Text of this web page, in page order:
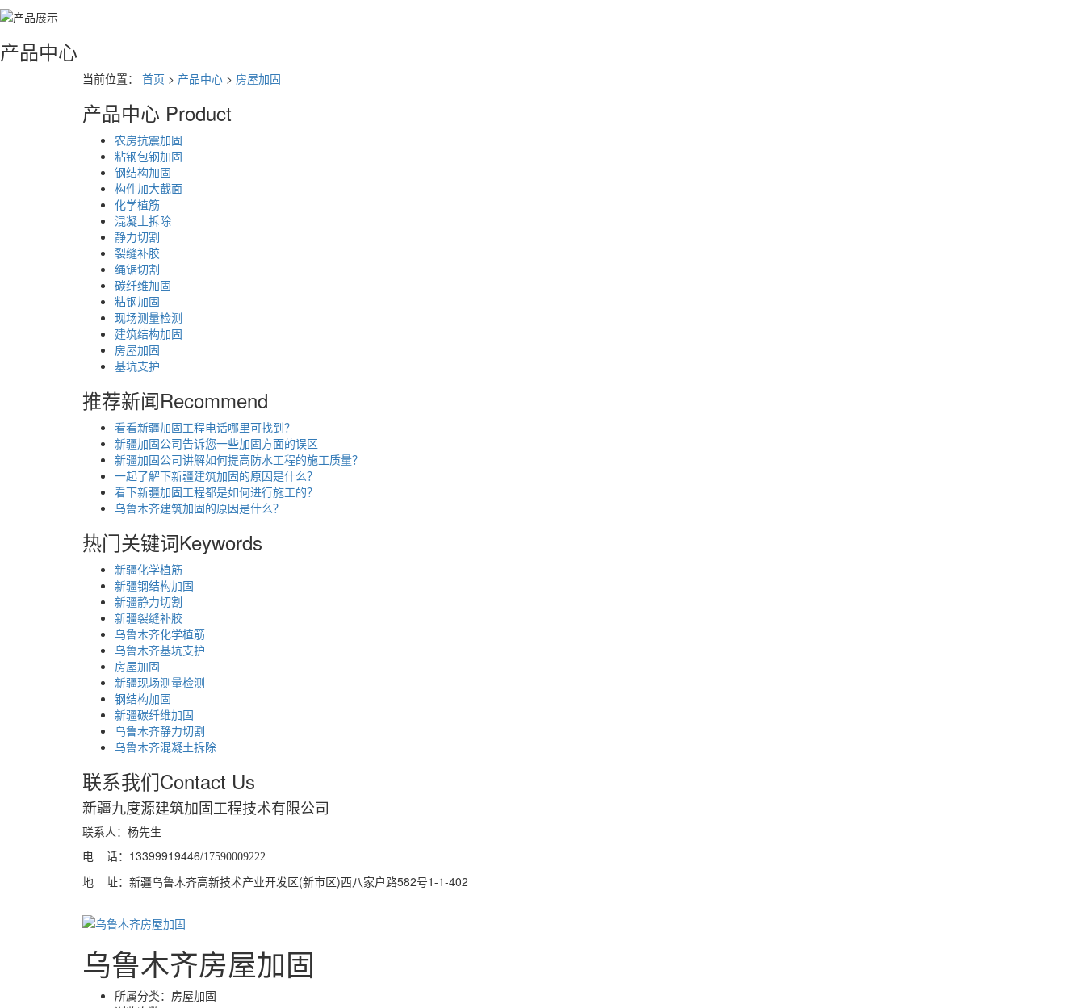
产品中心
当前位置： 首页 > 产品中心 > 房屋加固
产品中心 Product
农房抗震加固
粘钢包钢加固
钢结构加固
构件加大截面
化学植筋
混凝土拆除
静力切割
裂缝补胶
绳锯切割
碳纤维加固
粘钢加固
现场测量检测
建筑结构加固
房屋加固
基坑支护
推荐新闻Recommend
看看新疆加固工程电话哪里可找到？
新疆加固公司告诉您一些加固方面的误区
新疆加固公司讲解如何提高防水工程的施工质量？
一起了解下新疆建筑加固的原因是什么？
看下新疆加固工程都是如何进行施工的？
乌鲁木齐建筑加固的原因是什么？
热门关键词Keywords
新疆化学植筋
新疆钢结构加固
新疆静力切割
新疆裂缝补胶
乌鲁木齐化学植筋
乌鲁木齐基坑支护
房屋加固
新疆现场测量检测
钢结构加固
新疆碳纤维加固
乌鲁木齐静力切割
乌鲁木齐混凝土拆除
联系我们Contact Us
新疆九度源建筑加固工程技术有限公司
联系人：杨先生
电 话：13399919446/17590009222
地 址：新疆乌鲁木齐高新技术产业开发区(新市区)西八家户路582号1-1-402
乌鲁木齐房屋加固
所属分类： 房屋加固